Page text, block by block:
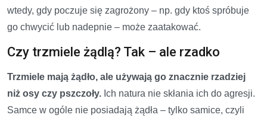
wtedy, gdy poczuje się zagrożony – np. gdy ktoś spróbuje
go chwycić lub nadepnie – może zaatakować.
Czy trzmiele żądlą? Tak – ale rzadko
Trzmiele mają żądło, ale używają go znacznie rzadziej
niż osy czy pszczoły. Ich natura nie skłania ich do agresji.
Samce w ogóle nie posiadają żądła – tylko samice, czyli